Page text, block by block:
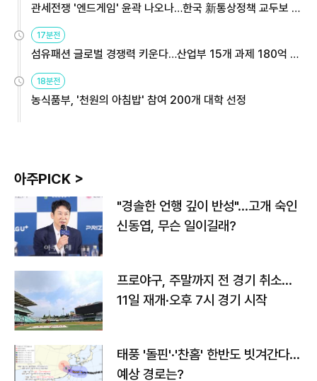
관세전쟁 '엔드게임' 윤곽 나오나…한국 新통상정책 교두보 활
17분전
섬유패션 글로벌 경쟁력 키운다…산업부 15개 과제 180억 지
18분전
농식품부, '천원의 아침밥' 참여 200개 대학 선정
아주PICK >
"경솔한 언행 깊이 반성"…고개 숙인
신동엽, 무슨 일이길래?
프로야구, 주말까지 전 경기 취소…
11일 재개·오후 7시 경기 시작
태풍 '돌핀'·'찬홈' 한반도 빗겨간다…
예상 경로는?